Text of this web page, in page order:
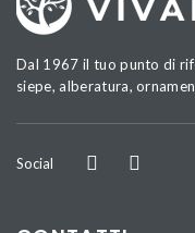
Dal 1967 il tuo punto di
siepe, alberatura,
Social